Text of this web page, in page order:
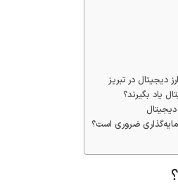
دیجیتال در تبریز
یاد بگیرند؟
ضروری است؟